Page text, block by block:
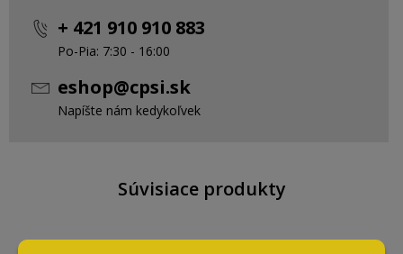
+ 421 910 910 883
Po-Pia: 7:30 - 16:00
eshop@cpsi.sk
Napíšte nám kedykoľvek
Súvisiace produkty